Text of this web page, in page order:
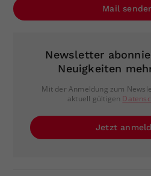
Mail
Newsletter
Neuigkeiten
Mit der Anmeldung zum
aktuell gültigen
Jetzt